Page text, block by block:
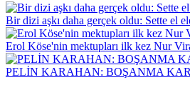
Bir dizi aşkı daha gerçek oldu: Sette el
Erol Köse'nin mektupları ilk kez Nur
PELİN KARAHAN: BOŞANMA